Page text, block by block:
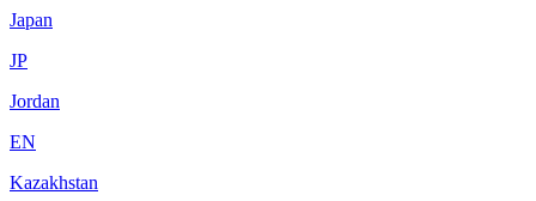
Japan
JP
Jordan
EN
Kazakhstan